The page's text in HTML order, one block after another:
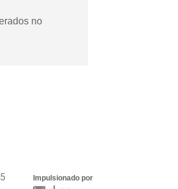
no
Impulsionado por